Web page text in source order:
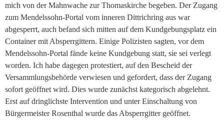
mich von der Mahnwache zur Thomaskirche begeben. Der Zugang
zum Mendelssohn-Portal vom inneren Dittrichring aus war
abgesperrt, auch befand sich mitten auf dem Kundgebungsplatz ein
Container mit Absperrgittern. Einige Polizisten sagten, vor dem
Mendelssohn-Portal fände keine Kundgebung statt, sie sei verlegt
worden. Ich habe dagegen protestiert, auf den Bescheid der
Versammlungsbehörde verwiesen und gefordert, dass der Zugang
sofort geöffnet wird. Dies wurde zunächst kategorisch abgelehnt.
Erst auf dringlichste Intervention und unter Einschaltung von
Bürgermeister Rosenthal wurde das Absperrgitter geöffnet.